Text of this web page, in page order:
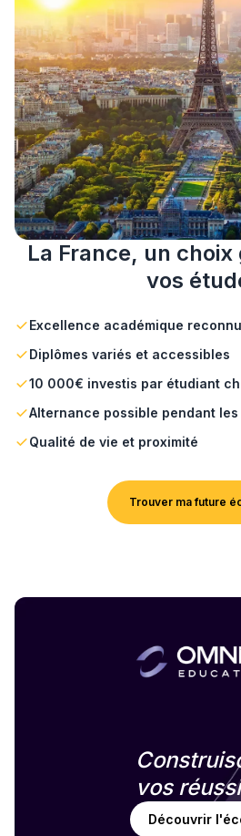
La France, un
vos
Excellence académique
Diplômes variés et accessibles
10 000€ investis par étudiant
Alternance possible pendant les
Qualité de vie et proximité
Trouver ma future
vos
Découvrir